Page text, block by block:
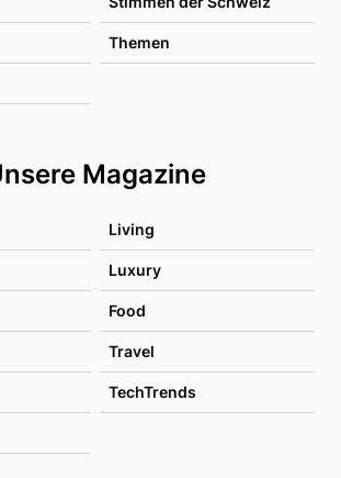
Themen
Magazine
Living
Luxury
Food
Travel
TechTrends